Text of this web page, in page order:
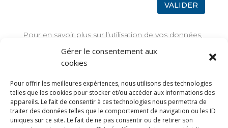
Gérer le consentement aux
cookies
Pour offrir les meilleures expériences, nous utilisons des technologies
telles que les cookies pour stocker et/ou accéder aux informations des
appareils. Le fait de consentir à ces technologies nous permettra de
traiter des données telles que le comportement de navigation ou les ID
uniques sur ce site. Le fait de ne pas consentir ou de retirer son
VALIDER
Pour en savoir plus sur l’utilisation de vos données,